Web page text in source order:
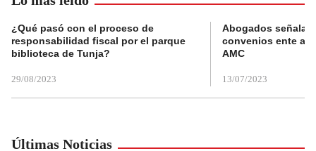
¿Qué pasó con el proceso de
responsabilidad fiscal por el parque
biblioteca de Tunja?
29/08/2023
Abogados
convenios ente
AMC
13/07/2023
Últimas Noticias